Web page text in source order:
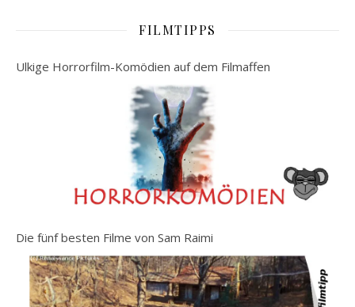
FILMTIPPS
Ulkige Horrorfilm-Komödien auf dem Filmaffen
Die fünf besten Filme von Sam Raimi